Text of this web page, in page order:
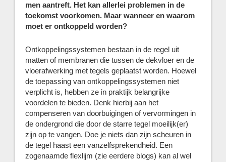
men aantreft. Het kan allerlei problemen in de
toekomst voorkomen. Maar wanneer en waarom
moet er ontkoppeld worden?
Ontkoppelingssystemen bestaan in de regel uit
matten of membranen die tussen de dekvloer en de
vloerafwerking met tegels geplaatst worden. Hoewel
de toepassing van ontkoppelingssystemen niet
verplicht is, hebben ze in praktijk belangrijke
voordelen te bieden. Denk hierbij aan het
compenseren van doorbuigingen of vervormingen in
de ondergrond die door de starre tegel moeilijk(er)
zijn op te vangen. Doe je niets dan zijn scheuren in
de tegel haast een vanzelfsprekendheid. Een
zogenaamde flexlijm (zie eerdere blogs) kan al wel